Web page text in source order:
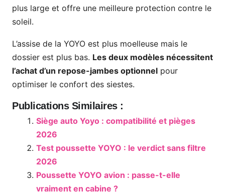
plus large et offre une meilleure protection contre le
soleil.
L’assise de la YOYO est plus moelleuse mais le
dossier est plus bas. Les deux modèles nécessitent
l’achat d’un repose-jambes optionnel pour
optimiser le confort des siestes.
Publications Similaires :
Siège auto Yoyo : compatibilité et pièges
2026
Test poussette YOYO : le verdict sans filtre
2026
Poussette YOYO avion : passe-t-elle
vraiment en cabine ?